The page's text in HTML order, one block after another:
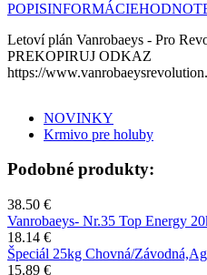
POPISINFORMÁCIE
Letoví plán Vanrobaeys - Pro
PREKOPIRUJ ODKAZ
https://
NOVINKY
Krmivo pre holuby
Podobné produkty:
38.50 €
Vanrobaeys- Nr.35 Top Energy
18.14 €
Špeciál 25kg Chovná/
15.89 €